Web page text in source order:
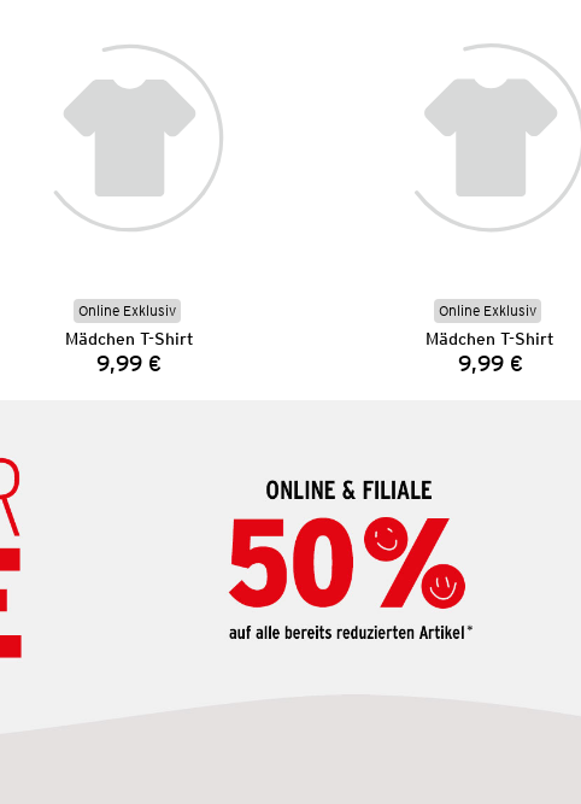
Online Exklusiv
Mädchen T-Shirt
Preis:
9,99 €
Online Exklusiv
Mädchen T-Shirt
Preis:
9,99 €